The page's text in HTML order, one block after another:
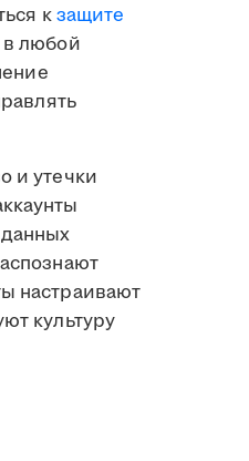
кзащите
любой
и утечки
настраивают
культуру